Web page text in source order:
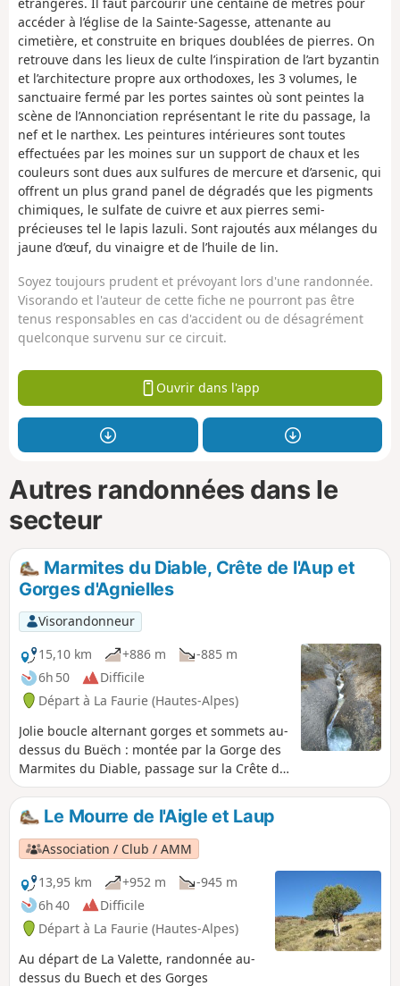
accéder à l’église de la Sainte-Sagesse, attenante au
cimetière, et construite en briques doublées de pierres. On
retrouve dans les lieux de culte l’inspiration de l’art byzantin
et l’architecture propre aux orthodoxes, les 3 volumes, le
sanctuaire fermé par les portes saintes où sont peintes la
scène de l’Annonciation représentant le rite du passage, la
nef et le narthex. Les peintures intérieures sont toutes
effectuées par les moines sur un support de chaux et les
couleurs sont dues aux sulfures de mercure et d’arsenic, qui
offrent un plus grand panel de dégradés que les pigments
chimiques, le sulfate de cuivre et aux pierres semi-
précieuses tel le lapis lazuli. Sont rajoutés aux mélanges du
jaune d’œuf, du vinaigre et de l’huile de lin.
Soyez toujours prudent et prévoyant lors d'une randonnée.
Visorando et l'auteur de cette fiche ne pourront pas être
tenus responsables en cas d'accident ou de désagrément
quelconque survenu sur ce circuit.
Ouvrir dans l'app
Autres randonnées dans le
secteur
Marmites du Diable, Crête de l'Aup et
Gorges d'Agnielles
Visorandonneur
15,10 km
+886 m
-885 m
6h 50
Difficile
Départ à La Faurie (Hautes-Alpes)
Jolie boucle alternant gorges et sommets au-
dessus du Buëch : montée par la Gorge des
Marmites du Diable, passage sur la Crête du
Moure de l'Aigle et de l'Aup, et retour par un
chemin en balcon au-dessus des Gorges
d'Agnielles. La balade est classée difficile à
cause de quelques gués et passages
délicats (mais aménagés) sur le sentier des
Marmites du Diable.
Le Mourre de l'Aigle et Laup
Association / Club / AMM
13,95 km
+952 m
-945 m
6h 40
Difficile
Départ à La Faurie (Hautes-Alpes)
Au départ de La Valette, randonnée au-
dessus du Buech et des Gorges